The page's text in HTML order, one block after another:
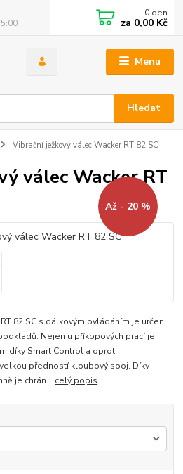
Menu
Hledat
0 den
za 0,00 Kč
Vibrační ježkový válec Wacker RT 82 SC
válec Wacker RT
Až - 20 %
82 SC s dálkovým ovládáním je určen
Nejen u příkopových prací je
díky Smart Control a oproti
předností kloubový spoj. Díky
je chrán... celý popis